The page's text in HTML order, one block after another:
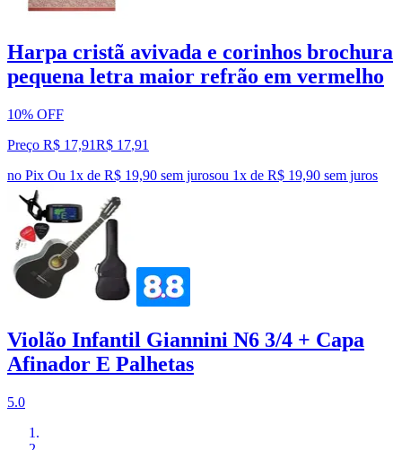
Harpa cristã avivada e corinhos brochura
pequena letra maior refrão em vermelho
10% OFF
Preço R$ 17,91R$ 17,91
no Pix Ou 1x de R$ 19,90 sem jurosou 1x de R$ 19,90 sem juros
Violão Infantil Giannini N6 3/4 + Capa
Afinador E Palhetas
5.0